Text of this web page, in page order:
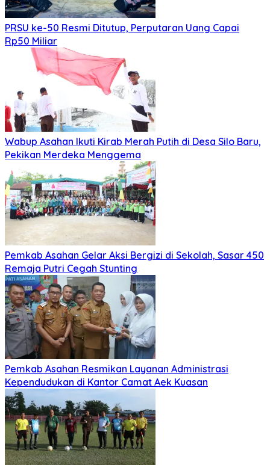
PRSU ke-50 Resmi Ditutup, Perputaran Uang Capai
Rp50 Miliar
Wabup Asahan Ikuti Kirab Merah Putih di Desa Silo Baru,
Pekikan Merdeka Menggema
Pemkab Asahan Gelar Aksi Bergizi di Sekolah, Sasar 450
Remaja Putri Cegah Stunting
Pemkab Asahan Resmikan Layanan Administrasi
Kependudukan di Kantor Camat Aek Kuasan